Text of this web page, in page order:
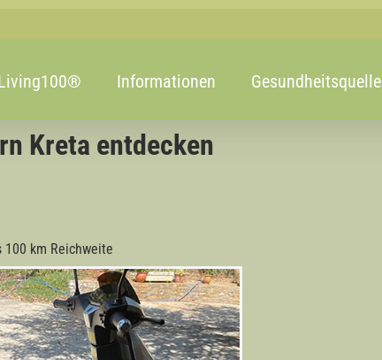
Informationen Gesundheitsquelle
Kreta entdecken
km Reichweite